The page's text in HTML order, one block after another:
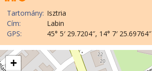
Tartomány: Isztria
Cím:
Labin
GPS:
45° 5′ 29.7204″, 14° 7′ 25.69764″
+